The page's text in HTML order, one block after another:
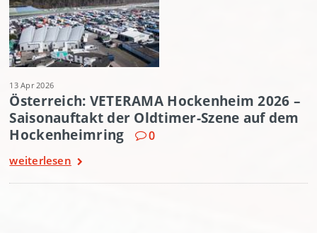
13 Apr 2026
Österreich: VETERAMA Hockenheim 2026 –
Saisonauftakt der Oldtimer-Szene auf dem
Hockenheimring
0
weiterlesen